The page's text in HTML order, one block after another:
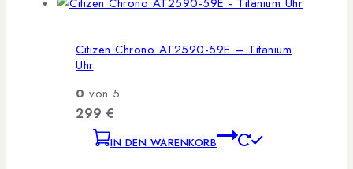
Citizen Chrono AT2590-59E – Titanium
Uhr
0 von 5
299 €
IN DEN WARENKORB